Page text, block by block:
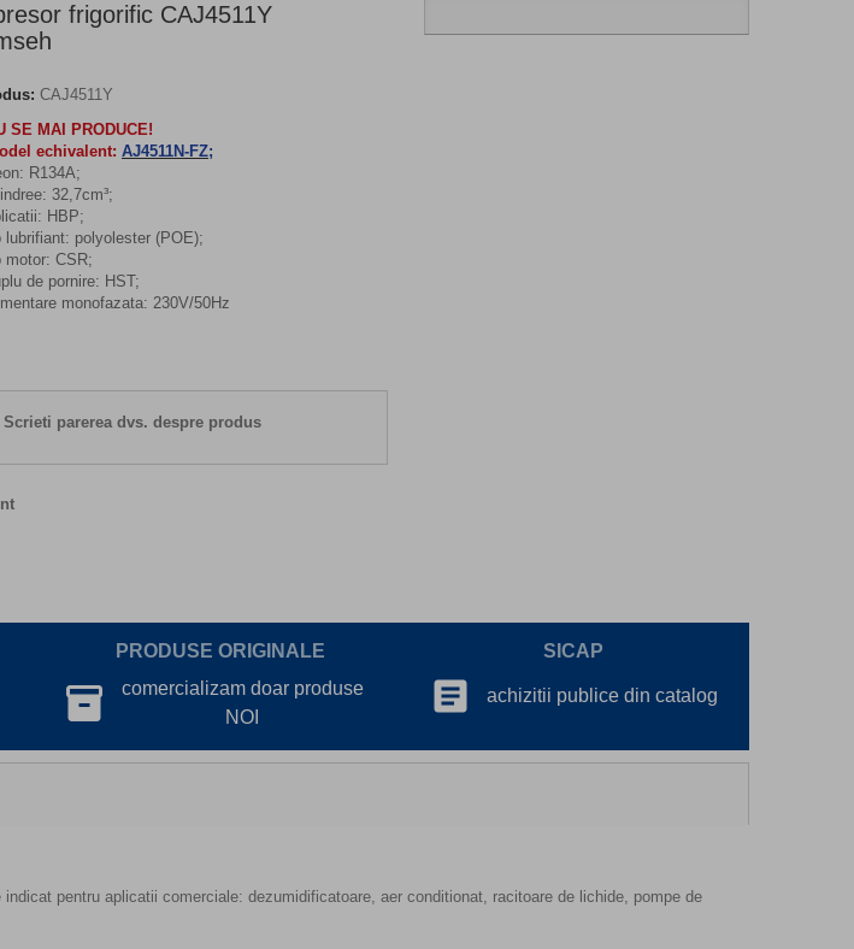
frigorific CAJ4511Y
CAJ4511Y
SE MAI PRODUCE!
echivalent: AJ4511N-FZ;
R134A;
32,7cm³;
HBP;
lubrifiant: polyolester (POE);
motor: CSR;
de pornire: HST;
monofazata: 230V/50Hz
Scrieti parerea dvs. despre produs
PRODUSE ORIGINALE
inventory_2
comercializam doar produse
NOI
SICAP
article achizitii publice din catalog
pentru aplicatii comerciale: dezumidificatoare, aer conditionat, racitoare de lichide, pompe de